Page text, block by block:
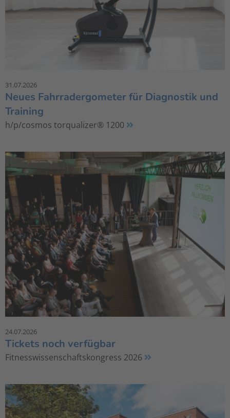
31.07.2026
Neues Fahrradergometer für Diagnostik und
Training
h/p/cosmos torqualizer® 1200
24.07.2026
Tickets noch verfügbar
Fitnesswissenschaftskongress 2026